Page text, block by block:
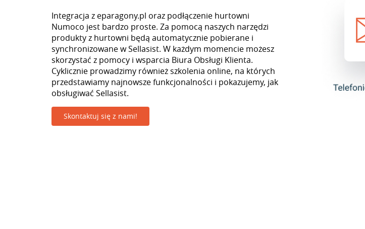
Integracja z eparagony.pl oraz podłączenie hurtowni
Numoco jest bardzo proste. Za pomocą naszych narzędzi
produkty z hurtowni będą automatycznie pobierane i
synchronizowane w Sellasist. W każdym momencie możesz
skorzystać z pomocy i wsparcia Biura Obsługi Klienta.
Cyklicznie prowadzimy również szkolenia online, na których
przedstawiamy najnowsze funkcjonalności i pokazujemy, jak
obsługiwać Sellasist.
Skontaktuj się z nami!